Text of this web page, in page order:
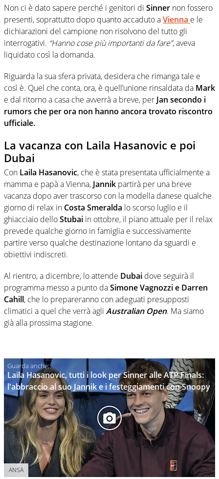
Non ci è dato sapere perché i genitori di Sinner non fossero
presenti, soprattutto dopo quanto accaduto aVienna e le
dichiarazioni del campione non risolvono del tutto gli
interrogativi. “Hanno cose più importanti da fare”, aveva
liquidato così la domanda.
Riguarda la sua sfera privata, desidera che rimanga tale e
così è. Quel che conta, ora, è quell’unione rinsaldata da Mark
e dal ritorno a casa che avverrà a breve, per Jan secondo i
rumors che per ora non hanno ancora trovato riscontro
ufficiale.
La vacanza con Laila Hasanovic e poi
Dubai
Con Laila Hasanovic, che è stata presentata ufficialmente a
mamma e papà a Vienna, Jannik partirà per una breve
vacanza dopo aver trascorso con la modella danese qualche
giorno di relax in Costa Smeralda lo scorso luglio e il
ghiacciaio delloStubai in ottobre, il piano attuale per il relax
prevede qualche giorno in famiglia e successivamente
partire verso qualche destinazione lontano da sguardi e
obiettivi indiscreti.
Al rientro, a dicembre, lo attende Dubai dove seguirà il
programma messo a punto daSimone Vagnozzi e Darren
Cahill, che lo prepareranno con adeguati presupposti
climatici a quel che verrà agli Australian Open. Ma siamo
già alla prossima stagione.
Laila Hasanovic, tutti i look per Sinner alle ATP Finals:
l'abbraccio al suo Jannik e i festeggiamenti con Snoopy
ANSA